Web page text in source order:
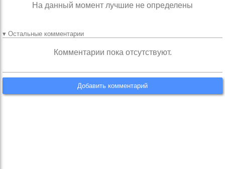
На данный момент лучшие не определены
▾ Остальные комментарии
Комментарии пока отсутствуют.
Добавить комментарий